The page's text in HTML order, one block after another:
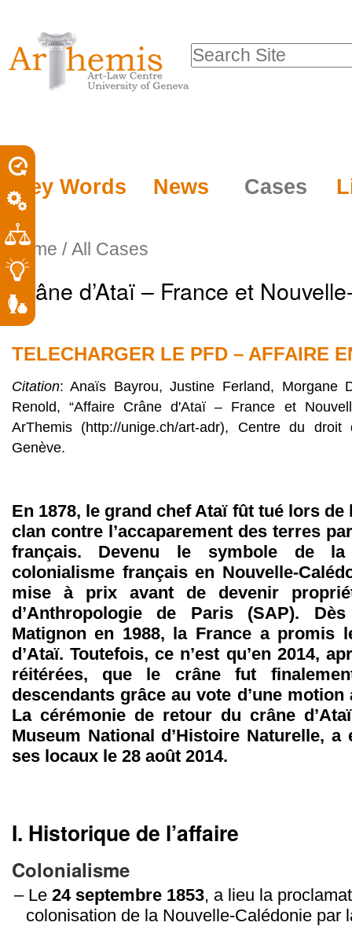
tools
content.
to
navigation
Key Words News Cases
Search Site
Home /All Cases
Crâne d’Ataï – France et
TELECHARGER LE PFD – AFFAIRE
Citation: Anaïs Bayrou, Justine Ferland, Morgane
Renold, “Affaire Crâne d'Ataï – France et
ArThemis (http://unige.ch/art-adr), Centre du
Genève.
En 1878, le grand chef Ataï fût tué lors
clan contre l’accaparement des terres
français. Devenu le symbole de
colonialisme français en Nouvelle-
mise à prix avant de devenir
d’Anthropologie de Paris (SAP).
Matignon en 1988, la France a promis
d’Ataï. Toutefois, ce n’est qu’en 2014,
réitérées, que le crâne fut
descendants grâce au vote d’une motion
La cérémonie de retour du crâne
Museum National d’Histoire Naturelle,
ses locaux le 28 août 2014.
I. Historique de l’affaire
Colonialisme
Le24 septembre 1853, a lieu la
colonisation de la Nouvelle-Calédonie par